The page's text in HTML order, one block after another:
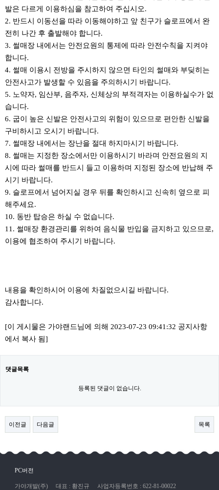
발은 다르게 이용하심을 참고하여 주십시오.
2. 반드시 이동선을 따라 이동해야하고 앞 친구가 슬로프에서 완
전히 나간 후 출발해야 합니다.
3. 썰매장 내에서는 안전요원의 통제에 따라 안전수칙을 지켜야
합니다.
4. 썰매 이용시 전방을 주시하지 않으면 타인의 썰매와 부딪히는
안전사고가 발생할 수 있음을 주의하시기 바랍니다.
5. 노약자, 임산부, 음주자, 신체상의 부적격자는 이용하실수가 없
습니다.
6. 굽이 높은 신발은 안전사고의 위험이 있으므로 편안한 신발을
구비하시고 오시기 바랍니다.
7. 썰매장 내에서는 장난을 절대 하지마시기 바랍니다.
8. 썰매는 지정한 장소에서만 이용하시기 바라며 안전요원의 지
시에 따라 썰매를 반드시 들고 이용하며 지정된 장소에 반납해 주
시기 바랍니다.
9. 슬로프에서 넘어지실 경우 뒤를 확인하시고 신속히 옆으로 피
해주세요.
10. 동반 탑승은 하실 수 없습니다.
11. 썰매장 환경관리를 위하여 음식물 반입을 금지하고 있으므로,
이용에 협조하여 주시기 바랍니다.
내용을 확인하시어 이용에 차질없으시길 바랍니다.
감사합니다.
[이 게시물은 가야랜드님에 의해 2023-07-23 09:41:32 공지사항
에서 복사 됨]
댓글목록
등록된 댓글이 없습니다.
이전글 다음글 목록
PC버전
가야개발(주) 대표 : 황진규 사업자등록번호 : 622-81-00022